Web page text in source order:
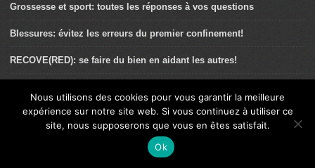
Grossesse et sport: toutes les réponses à vos questions
Blessures: évitez les erreurs du premier confinement!
RECOVE(RED): se faire du bien en aidant les autres!
pathologies ».
Télétravail au féminin: conseils avisés de la FFEPGV
Confinement: courez en méditant
Nous utilisons des cookies pour vous garantir la meilleure
expérience sur notre site web. Si vous continuez à utiliser ce
site, nous supposerons que vous en êtes satisfait.
Ok